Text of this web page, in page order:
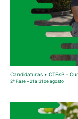
Candidaturas • CTEsP –
2ª Fase – 21 a 31 de agosto